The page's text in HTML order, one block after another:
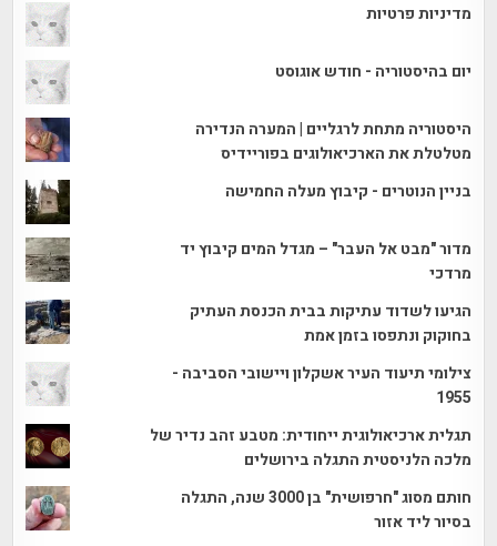
מדיניות פרטיות
יום בהיסטוריה - חודש אוגוסט
היסטוריה מתחת לרגליים | המערה הנדירה
מטלטלת את הארכיאולוגים בפוריידיס
בניין הנוטרים - קיבוץ מעלה החמישה
מדור "מבט אל העבר" – מגדל המים קיבוץ יד
מרדכי
הגיעו לשדוד עתיקות בבית הכנסת העתיק
בחוקוק ונתפסו בזמן אמת
צילומי תיעוד העיר אשקלון ויישובי הסביבה -
1955
תגלית ארכיאולוגית ייחודית: מטבע זהב נדיר של
מלכה הלניסטית התגלה בירושלים
חותם מסוג "חרפושית" בן 3000 שנה, התגלה
בסיור ליד אזור